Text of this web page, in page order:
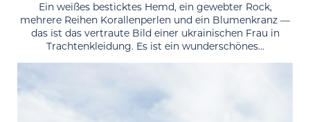
Ein weißes besticktes Hemd, ein gewebter Rock,
mehrere Reihen Korallenperlen und ein Blumenkranz —
das ist das vertraute Bild einer ukrainischen Frau in
Trachtenkleidung. Es ist ein wunderschönes...